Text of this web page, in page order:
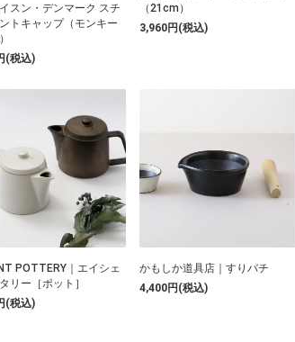
スン・デンマーク スチ
トキャップ（モンキー
(税込)
（21cm）
3,960円(税込)
POTTERY｜エイシェ
リー［ポット］
(税込)
かもしか道具店｜すりバチ
4,400円(税込)